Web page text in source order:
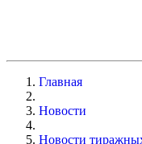
Главная
Новости
Новости